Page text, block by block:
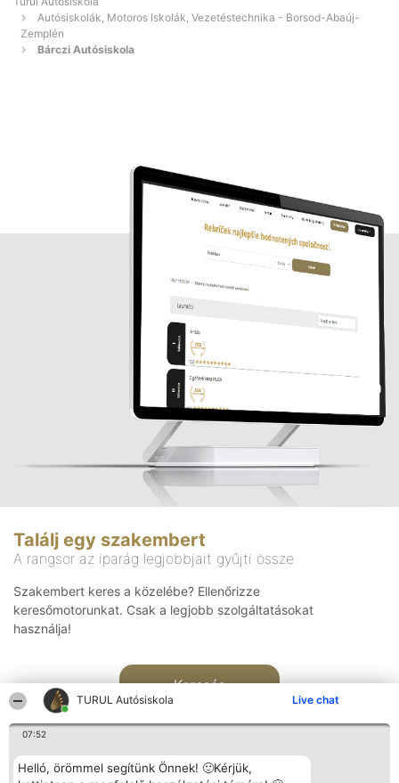
TURUL Autósiskola Live chat
07:52
Helló, örömmel segítünk Önnek! 🙂Kérjük,
Autósiskolák, Motoros Iskolák, Vezetéstechnika - Borsod-Abaúj-
Zemplén
Bárczi Autósiskola
Találj egy szakembert
A rangsor az iparág legjobbjait gyűjti össze
Szakembert keres a közelébe? Ellenőrizze
keresőmotorunkat. Csak a legjobb szolgáltatásokat
használja!
Keresés